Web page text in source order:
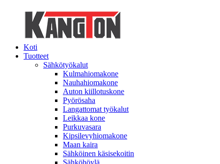
Koti
Tuotteet
Sähkötyökalut
Kulmahiomakone
Nauhahiomakone
Auton kiillotuskone
Pyörösaha
Langattomat työkalut
Leikkaa kone
Purkuvasara
Kipsilevyhiomakone
Maan kaira
Sähköinen käsisekoitin
Sähköhöylä